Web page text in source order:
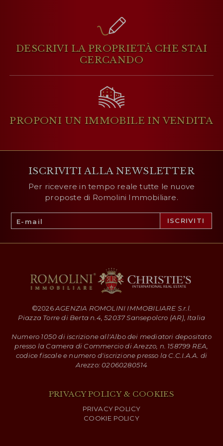
DESCRIVI LA PROPRIETÀCHE STAI
CERCANDO
PROPONI UN IMMOBILE IN VENDITA
ISCRIVITI ALLA NEWSLETTER
Per ricevere in tempo reale tutte le nuove
proposte di Romolini Immobiliare.
©2026AGENZIA ROMOLINI IMMOBILIARE S.r.l.
Piazza Torre di Berta n.4, 52037 Sansepolcro (AR), Italia
Numero 1050 di iscrizione all'Albo dei mediatori depositato
presso la Camera di Commercio di Arezzo, n. 158799 REA,
codice fiscale e numero d'iscrizione presso la C.C.I.A.A. di
Arezzo: 02060280514
PRIVACY POLICY & COOKIES
PRIVACY POLICY
COOKIE POLICY